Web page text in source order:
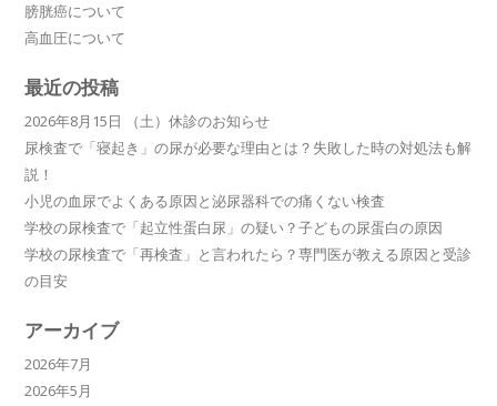
膀胱癌について
高血圧について
最近の投稿
2026年8月15日 （土）休診のお知らせ
尿検査で「寝起き」の尿が必要な理由とは？失敗した時の対処法も解
説！
小児の血尿でよくある原因と泌尿器科での痛くない検査
学校の尿検査で「起立性蛋白尿」の疑い？子どもの尿蛋白の原因
学校の尿検査で「再検査」と言われたら？専門医が教える原因と受診
の目安
アーカイブ
2026年7月
2026年5月